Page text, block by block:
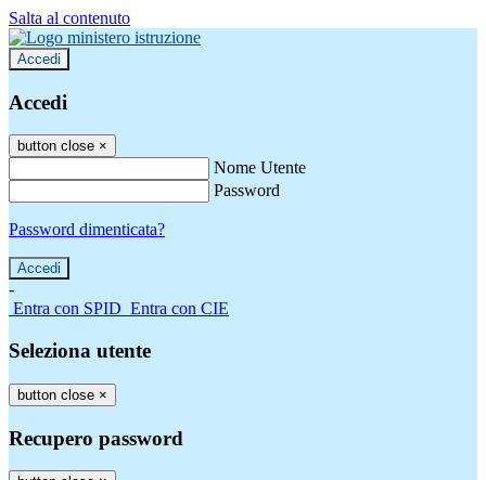
Salta al contenuto
Accedi
Accedi
button close ×
Nome Utente
Password
Password dimenticata?
-
Entra con SPID Entra con CIE
Seleziona utente
button close ×
Recupero password